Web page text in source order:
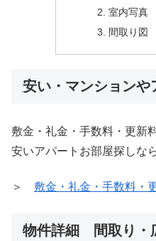
室内写真
間取り図
安い・マンションや
敷金・礼金・手数料・更新
安いアパートお部屋探しな
＞ 敷金・礼金・手数料・
物件詳細 間取り・